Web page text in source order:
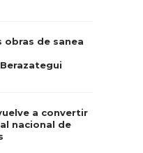
obras de sanea
a convertir
nacional de